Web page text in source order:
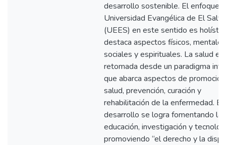
desarrollo sostenible. El enfoque
Universidad Evangélica de El
(UEES) en este sentido es
destaca aspectos físicos,
sociales y espirituales. La salud es
retomada desde un paradigma
que abarca aspectos de
salud, prevención, curación y
rehabilitación de la enfermedad. El
desarrollo se logra fomentando la
educación, investigación y
promoviendo “el derecho y la